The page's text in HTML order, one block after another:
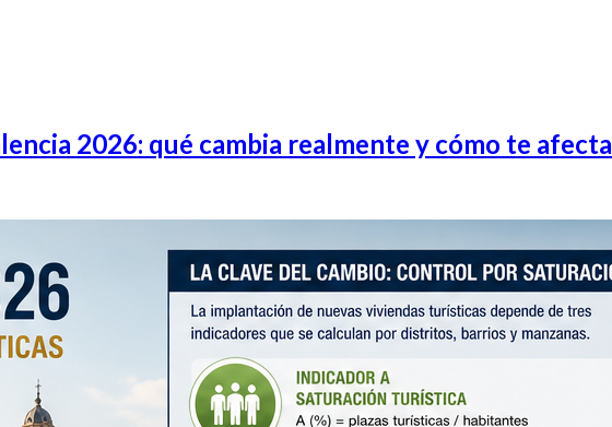
2026: qué cambia realmente y cómo te afecta